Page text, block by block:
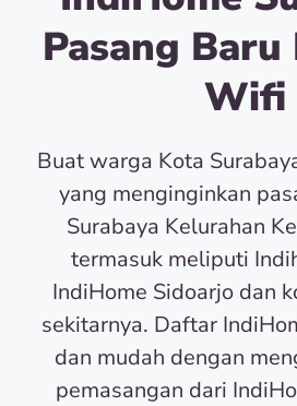
Pasang
Wifi
Buat warga Kota
yang menginginkan
Surabaya Kelurahan
termasuk meliputi
IndiHome Sidoarjo dan
sekitarnya. Daftar
dan mudah dengan
pemasangan dari